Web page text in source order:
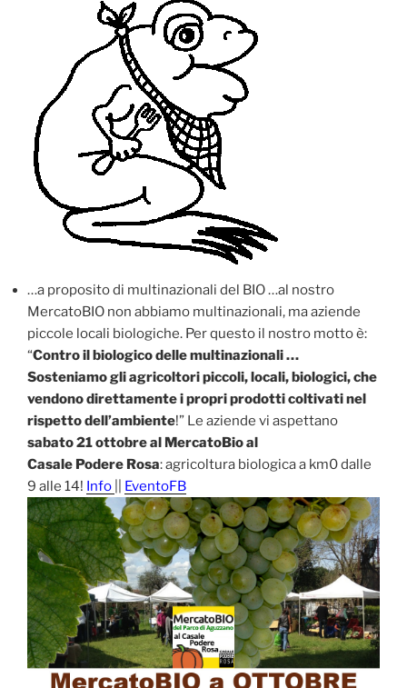
…a proposito di multinazionali del BIO …al nostro
MercatoBIO non abbiamo multinazionali, ma aziende
piccole locali biologiche. Per questo il nostro motto è:
“Contro il biologico delle multinazionali …
Sosteniamo gli agricoltori piccoli, locali, biologici, che
vendono direttamente i propri prodotti coltivati nel
rispetto dell’ambiente!” Le aziende vi aspettano
sabato 21 ottobre al MercatoBio al
Casale Podere Rosa: agricoltura biologica a km0 dalle
9 alle 14! Info EventoFB